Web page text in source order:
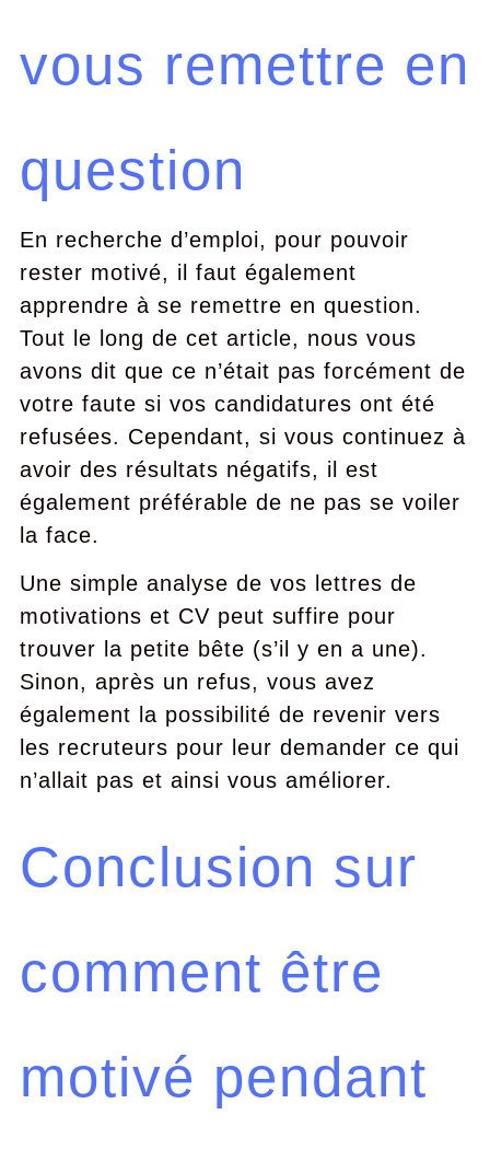
vous remettre en
question
En recherche d’emploi, pour pouvoir
rester motivé, il faut également
apprendre à se remettre en question.
Tout le long de cet article, nous vous
avons dit que ce n’était pas forcément de
votre faute si vos candidatures ont été
refusées. Cependant, si vous continuez à
avoir des résultats négatifs, il est
également préférable de ne pas se voiler
la face.
Une simple analyse de vos lettres de
motivations et CV peut suffire pour
trouver la petite bête (s’il y en a une).
Sinon, après un refus, vous avez
également la possibilité de revenir vers
les recruteurs pour leur demander ce qui
n’allait pas et ainsi vous améliorer.
Conclusion sur
comment être
motivé pendant